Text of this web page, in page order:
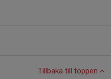
Tillbaka till toppen